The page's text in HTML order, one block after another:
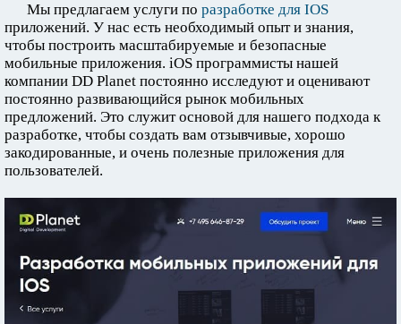
Мы предлагаем услуги по разработке для IOS
приложений. У нас есть необходимый опыт и знания,
чтобы построить масштабируемые и безопасные
мобильные приложения. iOS программисты нашей
компании DD Planet постоянно исследуют и оценивают
постоянно развивающийся рынок мобильных
предложений. Это служит основой для нашего подхода к
разработке, чтобы создать вам отзывчивые, хорошо
закодированные, и очень полезные приложения для
пользователей.